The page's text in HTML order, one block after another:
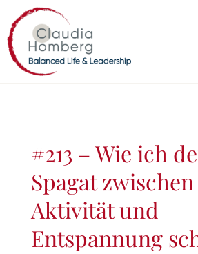
#213 – Wie ich
Spagat zwischen
Aktivität und
Entspannung